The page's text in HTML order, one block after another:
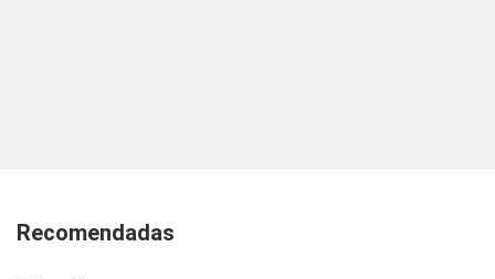
Recomendadas